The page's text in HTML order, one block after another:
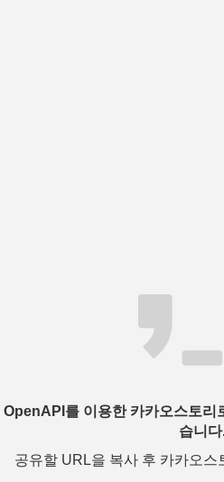
OpenAPI를 이용한 카카오스토리
습니
공유할 URL을 복사 후 카카오스